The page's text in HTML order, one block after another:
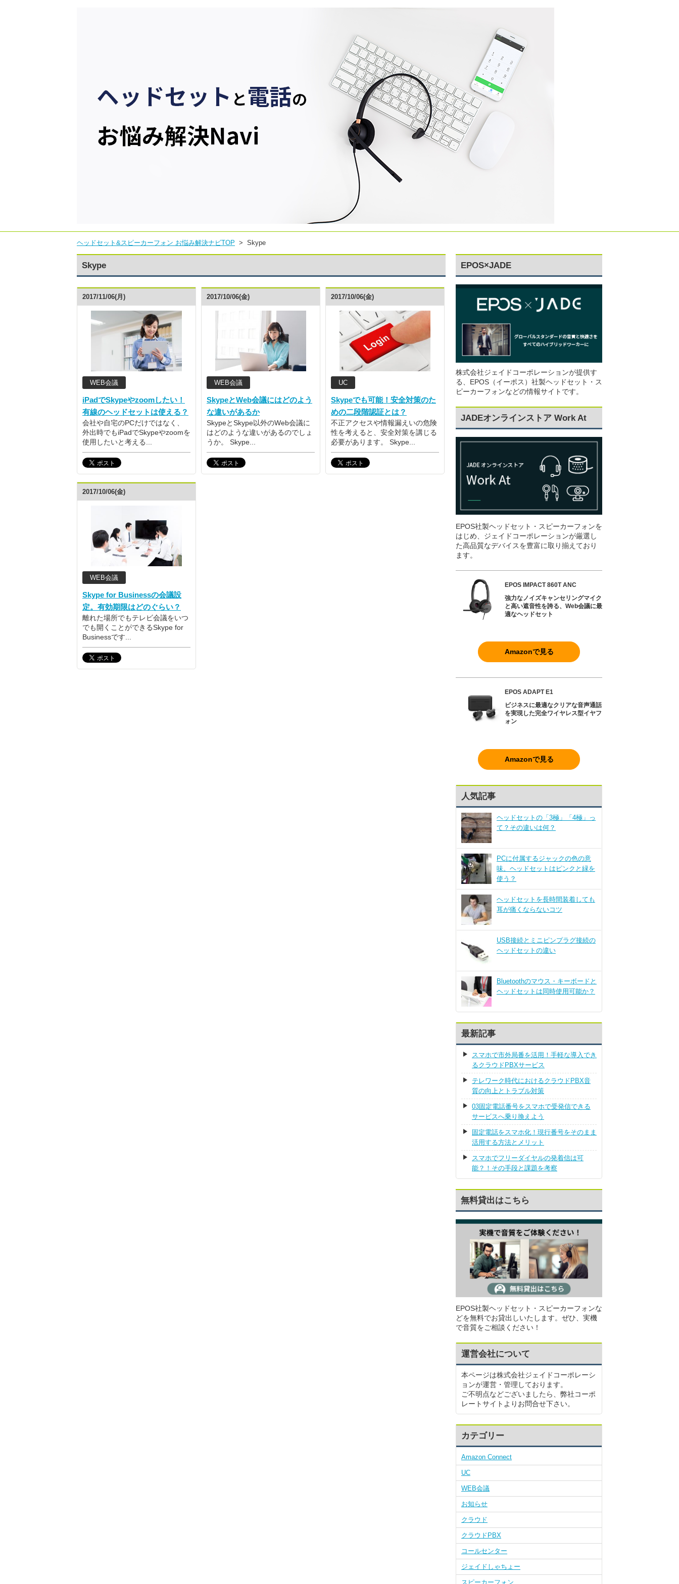
ヘッドセット&スピーカーフォン お悩み解決ナビTOP > Skype
Skype
2017/11/06(月)
WEB会議
iPadでSkypeやzoomしたい！
有線のヘッドセットは使える？
会社や自宅のPCだけではなく、
外出時でもiPadでSkypeやzoomを
使用したいと考える...
2017/10/06(金)
WEB会議
SkypeとWeb会議にはどのよう
な違いがあるか
SkypeとSkype以外のWeb会議に
はどのような違いがあるのでしょ
うか。 Skype...
2017/10/06(金)
UC
Skypeでも可能！安全対策のた
めの二段階認証とは？
不正アクセスや情報漏えいの危険
性を考えると、安全対策を講じる
必要があります。 Skype...
2017/10/06(金)
WEB会議
Skype for Businessの会議設
定。有効期限はどのぐらい？
離れた場所でもテレビ会議をいつ
でも開くことができるSkype for
Businessです...
EPOS×JADE
株式会社ジェイドコーポレーションが提供す
る、EPOS（イーポス）社製ヘッドセット・ス
ピーカーフォンなどの情報サイトです。
JADEオンラインストア Work At
EPOS社製ヘッドセット・スピーカーフォンを
はじめ、ジェイドコーポレーションが厳選し
た高品質なデバイスを豊富に取り揃えており
ます。
EPOS IMPACT 860T ANC
強力なノイズキャンセリングマイク
と高い遮音性を誇る、Web会議に最
適なヘッドセット
Amazonで見る
EPOS ADAPT E1
ビジネスに最適なクリアな音声通話
を実現した完全ワイヤレス型イヤフ
ォン
Amazonで見る
人気記事
ヘッドセットの「3極」「4極」っ
て？その違いは何？
PCに付属するジャックの色の意
味。ヘッドセットはピンクと緑を
使う？
ヘッドセットを長時間装着しても
耳が痛くならないコツ
USB接続とミニピンプラグ接続の
ヘッドセットの違い
Bluetoothのマウス・キーボードと
ヘッドセットは同時使用可能か？
最新記事
スマホで市外局番を活用！手軽な導入でき
るクラウドPBXサービス
テレワーク時代におけるクラウドPBX音
質の向上とトラブル対策
03固定電話番号をスマホで受発信できる
サービスへ乗り換えよう
固定電話をスマホ化！現行番号をそのまま
活用する方法とメリット
スマホでフリーダイヤルの発着信は可
能？！その手段と課題を考察
無料貸出はこちら
EPOS社製ヘッドセット・スピーカーフォンな
どを無料でお貸出しいたします。ぜひ、実機
で音質をご相談ください！
運営会社について
本ページは株式会社ジェイドコーポレーシ
ョンが運営・管理しております。
ご不明点などございましたら、弊社コーポ
レートサイトよりお問合せ下さい。
カテゴリー
Amazon Connect
UC
WEB会議
お知らせ
クラウド
クラウドPBX
コールセンター
ジェイドしゃちょー
スピーカーフォン